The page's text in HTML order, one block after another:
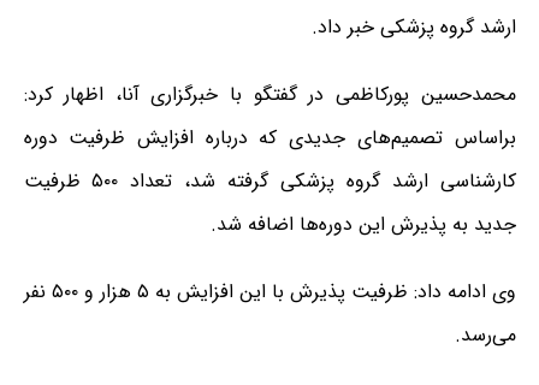
ارشد گروه پزشکی خبر داد.
محمدحسین پورکاظمی در گفتگو با خبرگزاری آنا، اظهار کرد:
براساس تصمیم‌های جدیدی که درباره افزایش ظرفیت دوره
کارشناسی ارشد گروه پزشکی گرفته شد، تعداد ۵۰۰ ظرفیت
جدید به پذیرش این دوره‌ها اضافه شد.
وی ادامه داد:‌ ظرفیت پذیرش با این افزایش به ۵ هزار و ۵۰۰ نفر
می‌رسد.